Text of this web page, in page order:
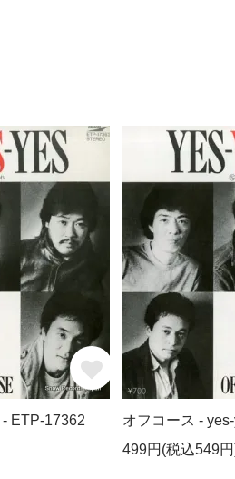
ETP-17362
オフコース -
499円(税込549